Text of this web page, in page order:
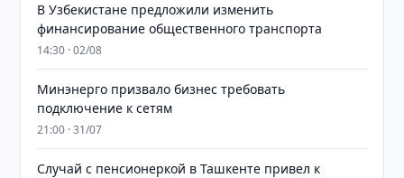
В Узбекистане предложили изменить
финансирование общественного транспорта
14:30 · 02/08
Минэнерго призвало бизнес требовать
подключение к сетям
21:00 · 31/07
Случай с пенсионеркой в Ташкенте привел к